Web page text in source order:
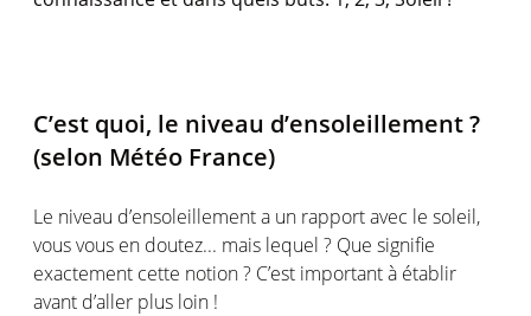
C’est quoi, le niveau d’ensoleillement ?
(selon Météo France)
Le niveau d’ensoleillement a un rapport avec le soleil,
vous vous en doutez... mais lequel ? Que signifie
exactement cette notion ? C’est important à établir
avant d’aller plus loin !